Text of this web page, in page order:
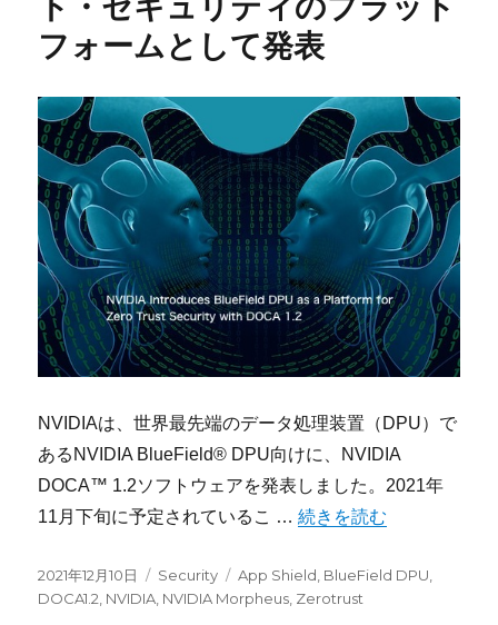
フォームとして発表
NVIDIAは、世界最先端のデータ処理装置（DPU）で
あるNVIDIA BlueField® DPU向けに、NVIDIA
DOCA™ 1.2ソフトウェアを発表しました。2021年
11月下旬に予定されているこ …“NVIDIA、BlueField
続きを読む
投
稿
2021年12月10日
カ
テ
Security
タ
グ
App Shield BlueField DPU
DOCA1.2 NVIDIA NVIDIA Morpheus Zerotrust